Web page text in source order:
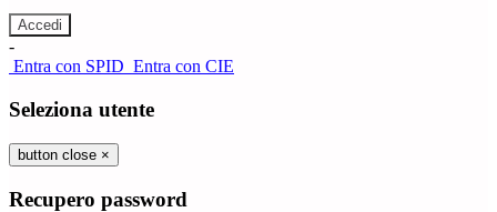
-
Entra con SPID Entra con CIE
Seleziona utente
button close ×
Recupero password